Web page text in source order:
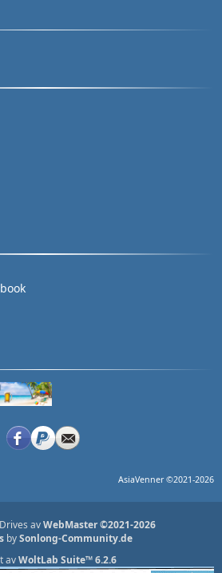
AsiaVenner ©2021-2026
avWebMaster ©2021-2026
bySonlong-Community.de
avWoltLab Suite™ 6.2.6